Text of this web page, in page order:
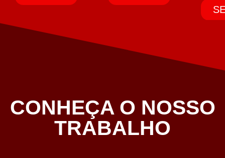
CONHEÇA O NOSSO
TRABALHO